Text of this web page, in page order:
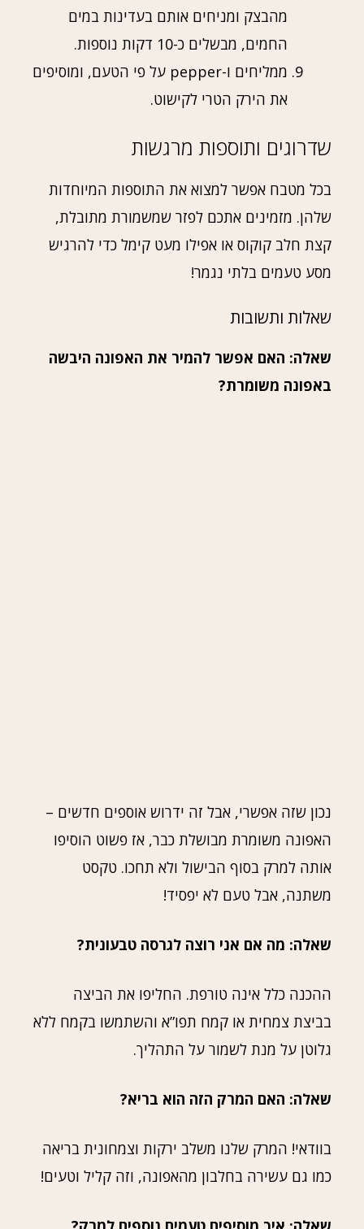
מהבצק ומניחים אותם בעדינות במים
החמים, מבשלים כ-10 דקות נוספות.
ממליחים ו-pepper על פי הטעם, ומוסיפים
את הירק הטרי לקישוט.
שדרוגים ותוספות מרגשות
בכל מטבח אפשר למצוא את התוספות המיוחדות
שלהן. מזמינים אתכם לפזר שמשמורת מתובלת,
קצת חלב קוקוס או אפילו מעט קימל כדי להרגיש
מסע טעמים בלתי נגמר!
שאלות ותשובות
שאלה: האם אפשר להמיר את האפונה היבשה
באפונה משומרת?
נכון שזה אפשרי, אבל זה ידרוש אוספים חדשים –
האפונה משומרת מבושלת כבר, אז פשוט הוסיפו
אותה למרק בסוף הבישול ולא תחכו. טקסט
משתנה, אבל טעם לא יפסיד!
שאלה: מה אם אני רוצה לגרסה טבעונית?
ההכנה כלל אינה טורפת. החליפו את הביצה
בביצת צמחית או קמח תפו”א והשתמשו בקמח ללא
גלוטן על מנת לשמור על התהליך.
שאלה: האם המרק הזה הוא בריא?
בוודאי! המרק שלנו משלב ירקות וצמחונית בריאה
כמו גם עשירה בחלבון מהאפונה, וזה קליל וטעים!